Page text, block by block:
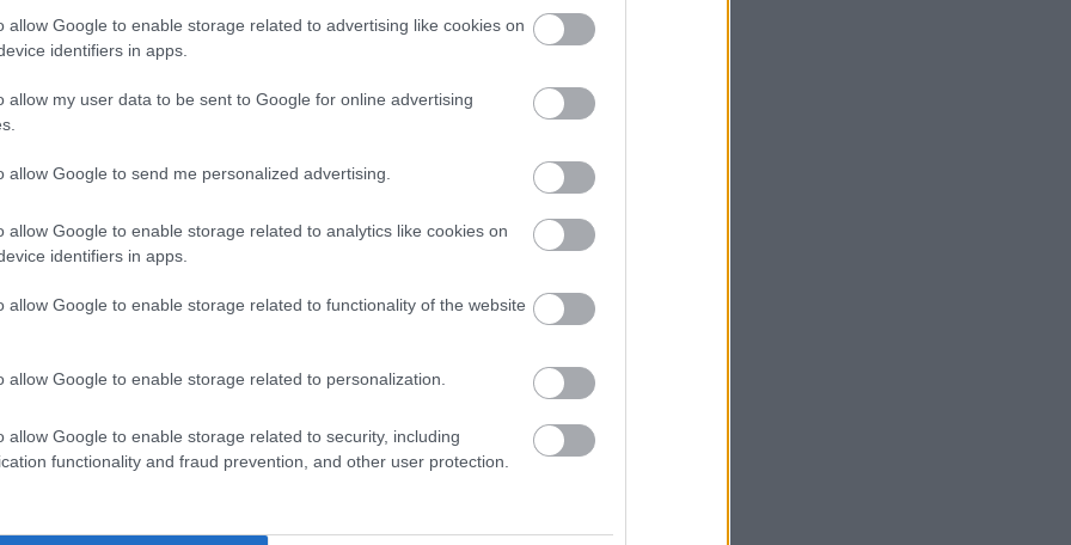
allow Google to enable storage related to advertising like cookies on
identifiers in apps.
allow my user data to be sent to Google for online advertising
allow Google to send me personalized advertising.
allow Google to enable storage related to analytics like cookies on
identifiers in apps.
allow Google to enable storage related to functionality of the website
allow Google to enable storage related to personalization.
allow Google to enable storage related to security, including
functionality and fraud prevention, and other user protection.